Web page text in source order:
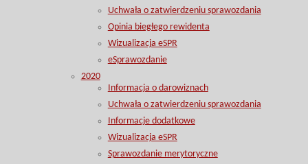
Uchwała o zatwierdzeniu sprawozdania
Opinia biegłego rewidenta
Wizualizacja eSPR
eSprawozdanie
2020
Informacja o darowiznach
Uchwała o zatwierdzeniu sprawozdania
Informacje dodatkowe
Wizualizacja eSPR
Sprawozdanie merytoryczne